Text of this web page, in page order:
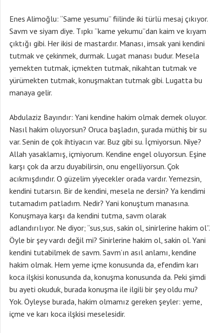
Enes Alimoğlu: “Same yesumu” fiilinde iki türlü mesaj çıkıyor.
Savm ve siyam diye. Tıpkı “kame yekumu”dan kaim ve kıyam
çıktığı gibi. Her ikisi de mastardır. Manası, imsak yani kendini
tutmak ve çekinmek, durmak. Lugat manası budur. Mesela
yemekten tutmak, içmekten tutmak, nikahtan tutmak ve
yürümekten tutmak, konuşmaktan tutmak gibi. Lugatta bu
manaya gelir.
Abdulaziz Bayındır: Yani kendine hakim olmak demek oluyor.
Nasıl hakim oluyorsun? Oruca başladın, şurada müthiş bir su
var. Senin de çok ihtiyacın var. Buz gibi su. İçmiyorsun. Niye?
Allah yasaklamış, içmiyorum. Kendine engel oluyorsun. Eşine
karşı çok da arzu duyabilirsin, onu engelliyorsun. Çok
acıkmışdındır. O güzelim yiyecekler orada vardır. Yemezsin,
kendini tutarsın. Bir de kendini, mesela ne dersin? Ya kendimi
tutamadım patladım. Nedir? Yani konuştum manasına.
Konuşmaya karşı da kendini tutma, savm olarak
adlandırılıyor. Ne diyor; “sus,sus, sakin ol, sinirlerine hakim ol”.
Öyle bir şey vardı değil mi? Sinirlerine hakim ol, sakin ol. Yani
kendini tutabilmek de savm. Savm’ın asıl anlamı, kendine
hakim olmak. Hem yeme içme konusunda da, efendim karı
koca ilşkisi konusunda da, konuşma konusunda da. Peki şimdi
bu ayeti okuduk, burada konuşma ile ilgili bir şey oldu mu?
Yok. Öyleyse burada, hakim olmamız gereken şeyler: yeme,
içme ve karı koca ilşkisi meselesidir.